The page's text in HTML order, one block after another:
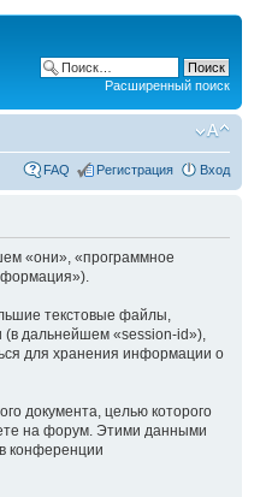
Расширенный поиск
FAQ Регистрация Вход
«они», «программное
текстовые файлы,
дальнейшем «session-id»),
для хранения информации о
документа, целью которого
на форум. Этими данными
конференции